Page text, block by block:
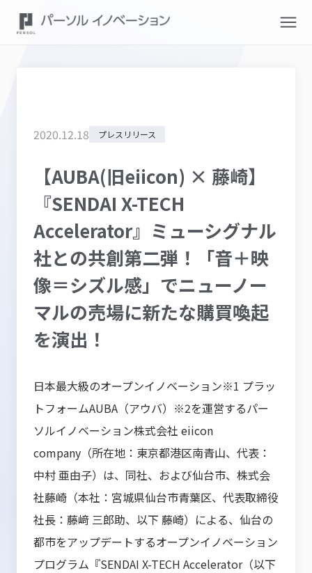
2020.12.18 プレスリリース
【AUBA(旧eiicon) × 藤崎】
『SENDAI X-TECH
Accelerator』ミューシグナル
社との共創第二弾！「音＋映
像＝シズル感」でニューノー
マルの売場に新たな購買喚起
を演出！
日本最大級のオープンイノベーション※1 プラッ
トフォームAUBA（アウバ）※2を運営するパー
ソルイノベーション株式会社 eiicon
company（所在地：東京都港区南青山、代表：
中村 亜由子）は、同社、および仙台市、株式会
社藤崎（本社：宮城県仙台市青葉区、代表取締役
社長：藤﨑 三郎助、以下 藤崎）による、仙台の
都市をアップデートするオープンイノベーション
プログラム『SENDAI X-TECH Accelerator（以下